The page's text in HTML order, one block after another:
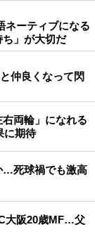
ネーティブになる
」が大切だ
仲良くなって閃
両輪」になれる
に期待
…死球禍でも激高
大阪20歳MF…父